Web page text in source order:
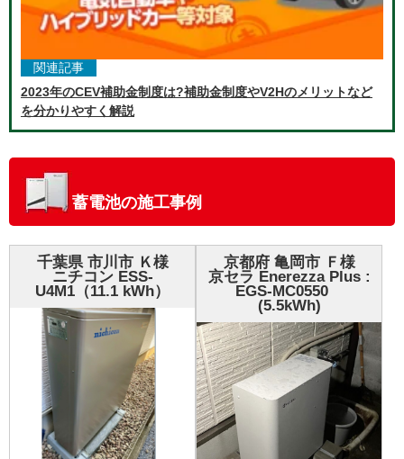
関連記事
2023年のCEV補助金制度は?補助金制度やV2Hのメリットなど
を分かりやすく解説
蓄電池の施工事例
千葉県 市川市 Ｋ様
ニチコン ESS-
U4M1（11.1 kWh）
京都府 亀岡市 Ｆ様
京セラ Enerezza Plus :
EGS-MC0550
(5.5kWh)